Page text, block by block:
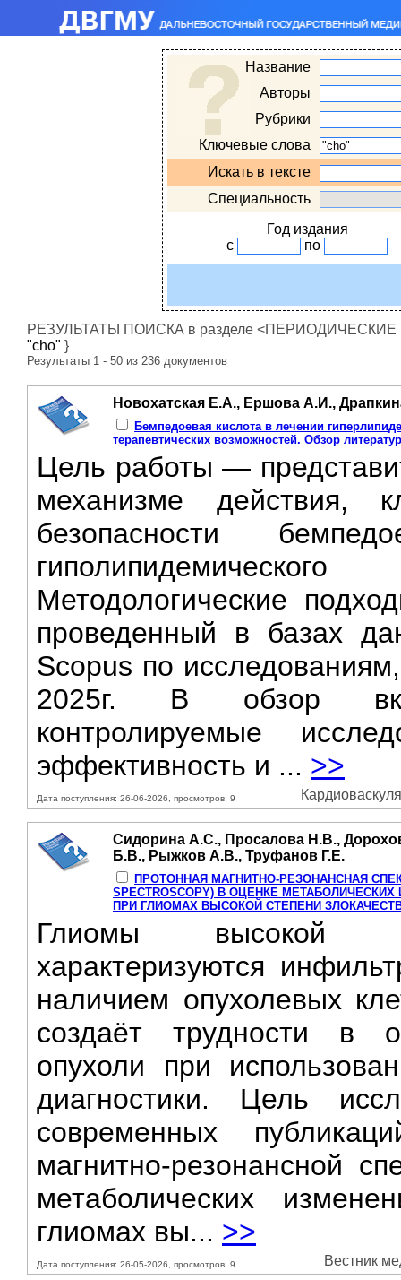
Название
Авторы
Рубрики
Ключевые слова
Искать в тексте
Специальность
Год издания
с
по
РЕЗУЛЬТАТЫ ПОИСКА в разделе <ПЕРИОДИЧЕСКИЕ
"cho" }
Результаты 1 - 50 из 236 документов
Новохатская Е.А., Ершова А.И.,
Бемпедоевая кислота в лечении
терапевтических возможностей. Обзор
Цель работы —
механизме действия,
безопасности
Методологические
проведенный в базах
Scopus по
2025г. B обзор
контролируемые
эффективность и ... >>
Дата поступления: 26-06-2026, просмотров: 9
Сидорина А.С., Просалова Н.В.,
Б.В., Рыжков А.В., Труфанов Г.Е.
ПРОТОННАЯ МАГНИТНО-РЕЗОНАНСНАЯ
SPECTROSCOPY) В ОЦЕНКЕ
ПРИ ГЛИОМАХ ВЫСОКОЙ СТЕПЕНИ
Глиомы высокой
характеризуются
наличием опухолевых
создаёт трудности в
опухоли при
диагностики. Цель
современных
магнитно-резонансной
метаболических
глиомах вы... >>
Дата поступления: 26-05-2026, просмотров: 9 Вестник